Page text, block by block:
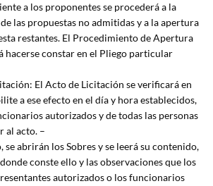
a los proponentes se procederá a la
las propuestas no admitidas y a la apertura
restantes. El Procedimiento de Apertura
hacerse constar en el Pliego particular
El Acto de Licitación se verificará en
a ese efecto en el día y hora establecidos,
autorizados y de todas las personas
al acto. –
se abrirán los Sobres y se leerá su contenido,
conste ello y las observaciones que los
autorizados o los funcionarios